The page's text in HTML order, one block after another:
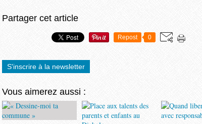
Partager cet article
Repost 0
S'inscrire à la newsletter
Vous aimerez aussi :